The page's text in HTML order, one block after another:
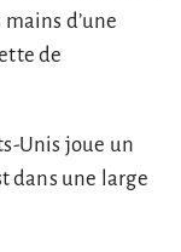
d’une
de
Unis joue un
dans une large